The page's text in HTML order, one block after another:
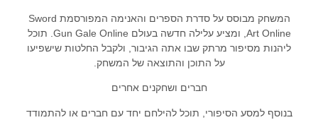
המשחק מבוסס על סדרת הספרים והאנימה המפורסמת Sword
Art Online, ומציע עלילה חדשה בעולם Gun Gale Online. תוכל
ליהנות מסיפור מרתק שבו אתה הגיבור, ולקבל החלטות שישפיעו
על התוכן והתוצאה של המשחק.
חברים ושחקנים אחרים
בנוסף למסע הסיפורי, תוכל להילחם יחד עם חברים או להתמודד